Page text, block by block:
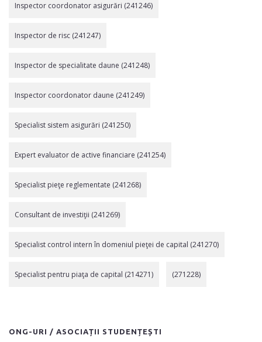
Inspector coordonator asigurări (241246)
Inspector de risc (241247)
Inspector de specialitate daune (241248)
Inspector coordonator daune (241249)
Specialist sistem asigurări (241250)
Expert evaluator de active financiare (241254)
Specialist pieţe reglementate (241268)
Consultant de investiţii (241269)
Specialist control intern în domeniul pieţei de capital (241270)
Specialist pentru piaţa de capital (214271) (271228)
ONG-URI / ASOCIAȚII STUDENȚEȘTI